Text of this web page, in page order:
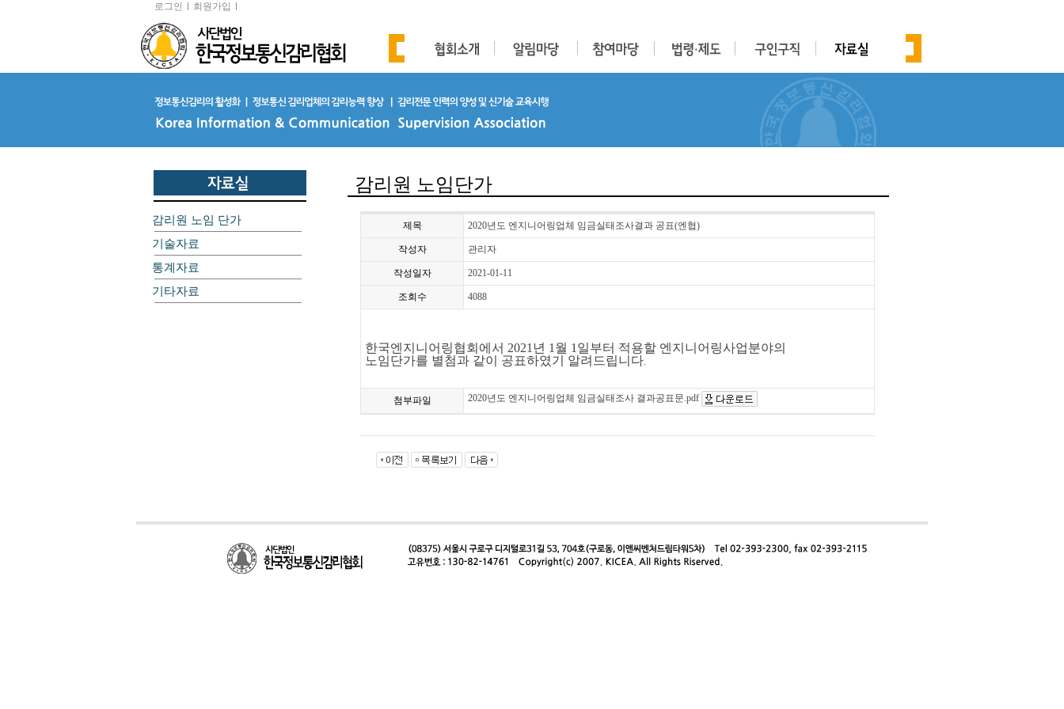
로그인 회원가입
감리원 노임 단가
기술자료
통계자료
기타자료
감리원 노임단가
제목 2020년도 엔지니어링업체 임금실태조사결과 공표(엔협)
작성자 관리자
작성일자 2021-01-11
조회수 4088
한국엔지니어링협회에서 2021년 1월 1일부터 적용할 엔지니어링사업분야의
노임단가를 별첨과 같이 공표하였기 알려드립니다.
첨부파일 2020년도 엔지니어링업체 임금실태조사 결과공표문.pdf